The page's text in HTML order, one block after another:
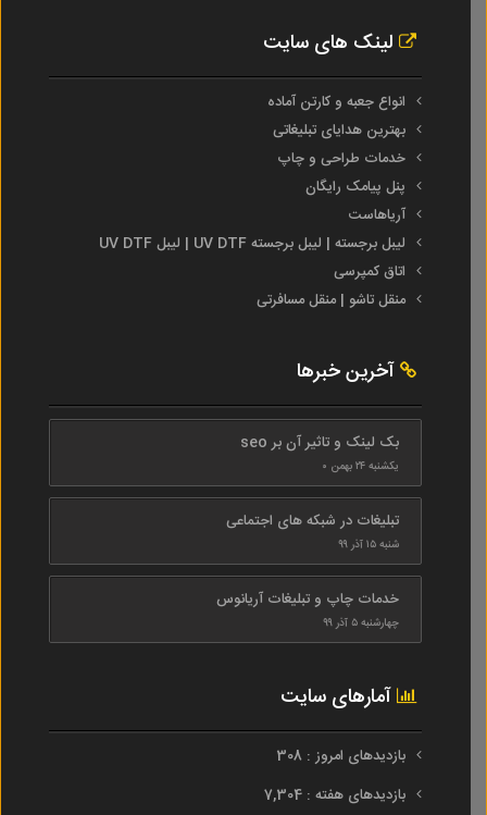
لینک های سایت
انواع جعبه و کارتن آماده
بهترین هدایای تبلیغاتی
خدمات طراحی و چاپ
پنل پیامک رایگان
آریاهاست
لیبل برجسته | لیبل برجسته UV DTF | لیبل UV DTF
اتاق کمپرسی
منقل تاشو | منقل مسافرتی
آخرین خبرها
بک لینک و تاثیر آن بر seo
یکشنبه ۲۴ بهمن ۰
تبلیغات در شبکه های اجتماعی
شنبه ۱۵ آذر ۹۹
خدمات چاپ و تبلیغات آریانوس
چهارشنبه ۵ آذر ۹۹
آمارهای سایت
بازدیدهای امروز : 308
بازدیدهای هفته : 7,304